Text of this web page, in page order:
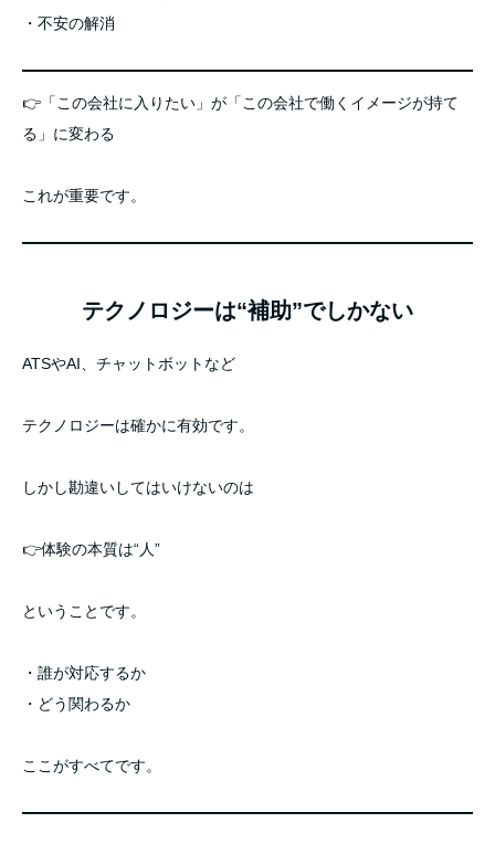
・不安の解消
👉「この会社に入りたい」が「この会社で働くイメージが持て
る」に変わる
これが重要です。
テクノロジーは“補助”でしかない
ATSやAI、チャットボットなど
テクノロジーは確かに有効です。
しかし勘違いしてはいけないのは
👉体験の本質は“人”
ということです。
・誰が対応するか
・どう関わるか
ここがすべてです。